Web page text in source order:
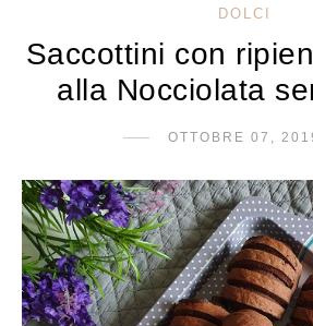
DOLCI
Saccottini con
alla Nocciolata
OTTOBRE 07,